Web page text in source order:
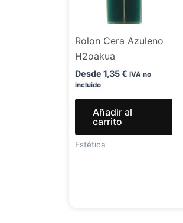
Rolon Cera Azuleno
H2oakua
Desde 1,35€ IVA no
incluido
Añadir al
carrito
Estética